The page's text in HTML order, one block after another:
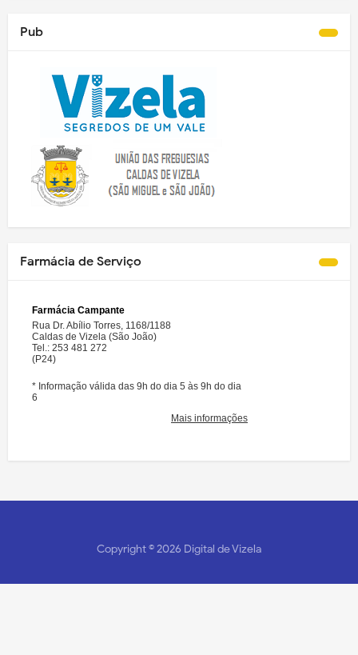
Pub
Farmácia de Serviço
Copyright ©2026 Digital de Vizela